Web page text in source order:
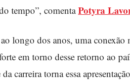
tempo”, comentaPotyra
longo dos anos, uma
em torno desse retorno ao
carreira torna essa